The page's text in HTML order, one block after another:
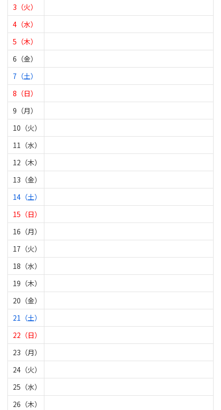
3（火）
4（水）
5（木）
6（金）
7（土）
8（日）
9（月）
10（火）
11（水）
12（木）
13（金）
14（土）
15（日）
16（月）
17（火）
18（水）
19（木）
20（金）
21（土）
22（日）
23（月）
24（火）
25（水）
26（木）